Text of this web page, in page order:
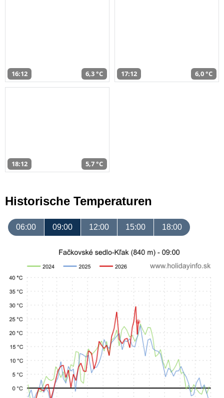
16:12 6,3 °C 17:12 6,0 °C
18:12 5,7 °C
Historische Temperaturen
06:00 09:00 12:00 15:00 18:00